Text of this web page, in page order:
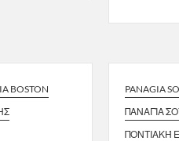
BOSTON
PANAGIA
ΠΑΝΑΓΊΑ
ΠΟΝΤΙΑΚΉ